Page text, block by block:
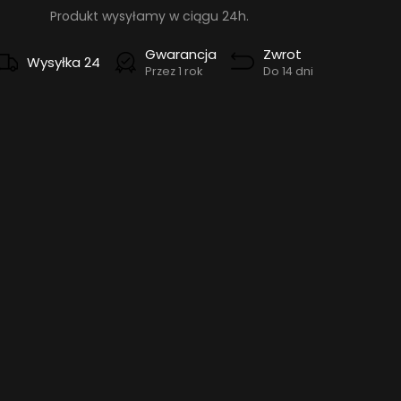
Produkt wysyłamy w ciągu 24h.
Wysyłka 24 Gwarancja
Przez 1 rok
Zwrot
Do 14 dni